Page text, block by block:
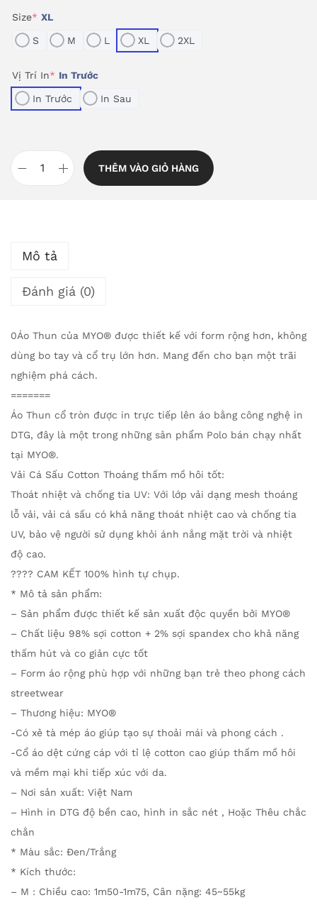
Size* XL
S M L XL 2XL
Vị Trí In* In Trước
In Trước In Sau
THÊM VÀO GIỎ HÀNG
Mô tả
Đánh giá (0)
0Áo Thun của MYO® được thiết kế với form rộng hơn, không
dùng bo tay và cổ trụ lớn hơn. Mang đến cho bạn một trãi
nghiệm phá cách.
=======
Áo Thun cổ tròn được in trực tiếp lên áo bằng công nghệ in
DTG, đây là một trong những sản phẩm Polo bán chạy nhất
tại MYO®.
Vải Cá Sấu Cotton Thoáng thấm mồ hôi tốt:
Thoát nhiệt và chống tia UV: Với lớp vải dạng mesh thoáng
lỗ vải, vải cá sấu có khả năng thoát nhiệt cao và chống tia
UV, bảo vệ người sử dụng khỏi ánh nắng mặt trời và nhiệt
độ cao.
???? CAM KẾT 100% hình tự chụp.
* Mô tả sản phẩm:
– Sản phẩm được thiết kế sản xuất độc quyền bởi MYO®
– Chất liệu 98% sợi cotton + 2% sợi spandex cho khả năng
thấm hút và co giản cực tốt
– Form áo rộng phù hợp với những bạn trẻ theo phong cách
streetwear
– Thương hiệu: MYO®
-Có xẻ tà mép áo giúp tạo sự thoải mái và phong cách .
-Cổ áo dệt cứng cáp với tỉ lệ cotton cao giúp thấm mồ hôi
và mềm mại khi tiếp xúc với da.
– Nơi sản xuất: Việt Nam
– Hình in DTG độ bền cao, hình in sắc nét , Hoặc Thêu chắc
chắn
* Màu sắc: Đen/Trắng
* Kích thước:
– M : Chiều cao: 1m50-1m75, Cân nặng: 45~55kg